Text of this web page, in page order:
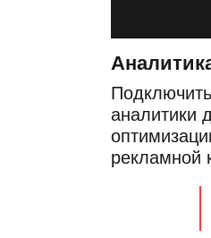
аналитики
рекламной